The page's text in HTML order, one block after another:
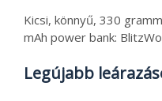
Kicsi, könnyű, 330
mAh power bank:
Legújabb